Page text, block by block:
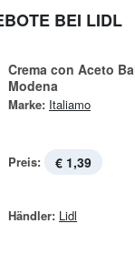
BEI LIDL
Crema con Aceto
Modena
Marke: Italiamo
Preis: € 1,39
Händler: Lidl